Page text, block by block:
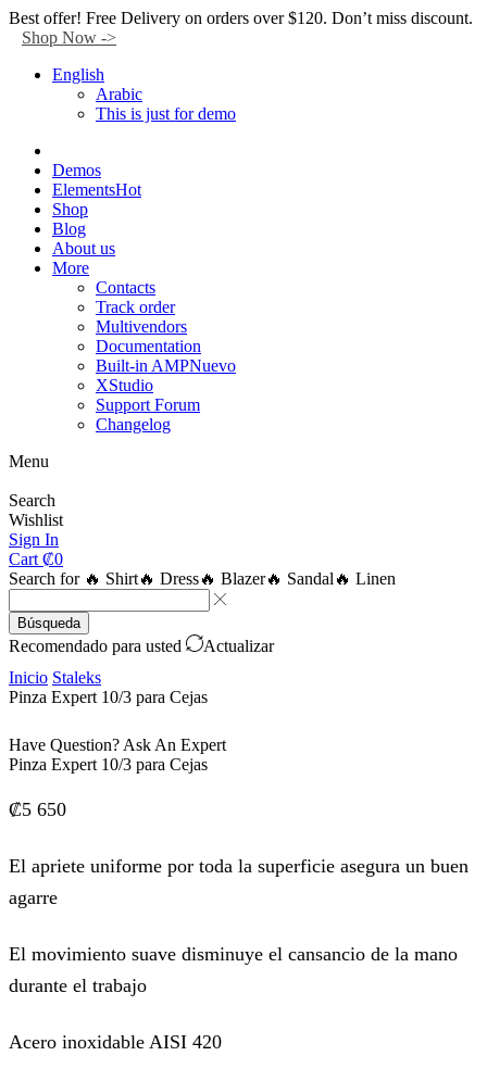
Facebook
Twitter
Instagram
Tik-
tok
Youtube
Telegram
Best offer! Free Delivery on orders over $120. Don’t miss discount.
Shop Now ->
English
Arabic
This is just for demo
Demos
ElementsHot
Shop
Blog
About us
More
Contacts
Track order
Multivendors
Documentation
Built-in AMPNuevo
XStudio
Support Forum
Changelog
Menu
Search
Wishlist
Sign In
Cart ₡0
Search for 🔥 Shirt🔥 Dress🔥 Blazer🔥 Sandal 🔥 Linen
Búsqueda
Recomendado para usted
Actualizar
Inicio Staleks
Pinza Expert 10/3 para Cejas
Have Question? Ask An Expert
Pinza Expert 10/3 para Cejas
₡5 650
El apriete uniforme por toda la superficie asegura un buen
agarre
El movimiento suave disminuye el cansancio de la mano
durante el trabajo
Acero inoxidable AISI 420